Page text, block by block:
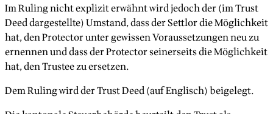
Im Ruling nicht explizit erwähnt wird jedoch der (im Trust
Deed dargestellte) Umstand, dass der Settlor die Möglichkeit
hat, den Protector unter gewissen Voraussetzungen neu zu
ernennen und dass der Protector seinerseits die Möglichkeit
hat, den Trustee zu ersetzen.
Dem Ruling wird der Trust Deed (auf Englisch) beigelegt.